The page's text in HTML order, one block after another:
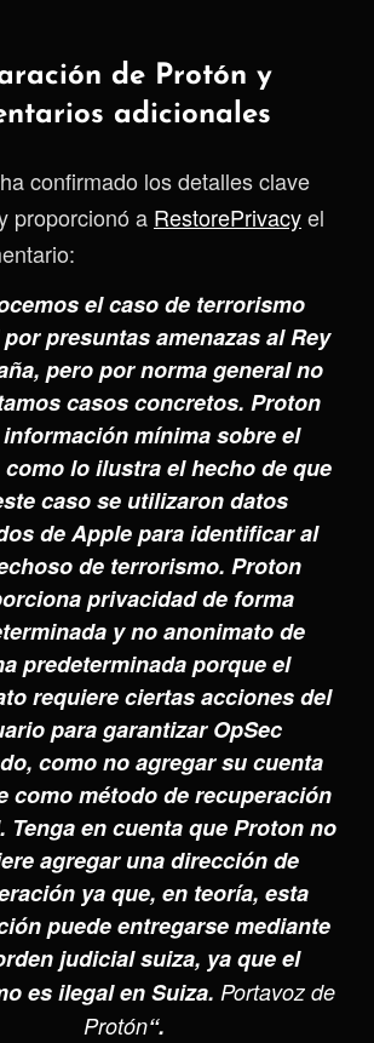
de Protón y
adicionales
confirmado los detalles clave
proporcionó a RestorePrivacyel
el caso de terrorismo
presuntas amenazas al Rey
pero por norma general no
casos concretos. Proton
mínima sobre el
lo ilustra el hecho de que
caso se utilizaron datos
de Apple para identificar al
de terrorismo. Proton
privacidad de forma
y no anonimato de
predeterminada porque el
requiere ciertas acciones del
para garantizar OpSec
como no agregar su cuenta
como método de recuperación
Tenga en cuenta que Proton no
agregar una dirección de
ya que, en teoría, esta
puede entregarse mediante
judicial suiza, ya que el
es ilegal en Suiza. Portavoz de
Protón“.